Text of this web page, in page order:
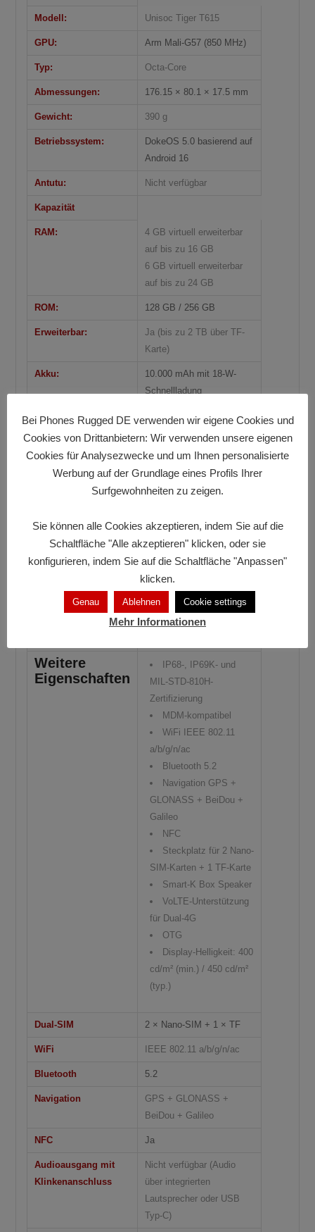
Modell: Unisoc Tiger T615
GPU: Arm Mali-G57 (850 MHz)
Typ: Octa-Core
Abmessungen: 176.15 × 80.1 × 17.5 mm
Gewicht: 390 g
Betriebssystem:
DokeOS 5.0 basierend auf
Android 16
Antutu: Nicht verfügbar
Kapazität
RAM:
4 GB virtuell erweiterbar
auf bis zu 16 GB
6 GB virtuell erweiterbar
auf bis zu 24 GB
ROM: 128 GB / 256 GB
Erweiterbar:
Ja (bis zu 2 TB über TF-
Karte)
Akku:
10.000 mAh mit 18-W-
Schnellladung
Display
Größe: 6.56″
IPS HD+ InCell mit 90-Hz-
Bildwiederholrate
PPI / Nits: ≈ 269 PPI / 450 Nits
Kamera
16 MP (Hauptkamera,
f/1.8) + 0.3 MP
(Sekundärkamera)
Weitere
Eigenschaften
IP68-, IP69K- und
MIL-STD-810H-
Zertifizierung
MDM-kompatibel
WiFi IEEE 802.11
a/b/g/n/ac
Bluetooth 5.2
Navigation GPS +
GLONASS + BeiDou +
Galileo
NFC
Steckplatz für 2 Nano-
SIM-Karten + 1 TF-Karte
Smart-K Box Speaker
VoLTE-Unterstützung
für Dual-4G
OTG
Display-Helligkeit: 400
cd/m² (min.) / 450 cd/m²
(typ.)
Dual-SIM 2 × Nano-SIM + 1 × TF
WiFi IEEE 802.11 a/b/g/n/ac
Bluetooth 5.2
Navigation
GPS + GLONASS +
BeiDou + Galileo
NFC Ja
Audioausgang mit
Klinkenanschluss
Nicht verfügbar (Audio
über integrierten
Lautsprecher oder USB
Typ-C)
Bei Phones Rugged DE verwenden wir eigene Cookies und
Cookies von Drittanbietern: Wir verwenden unsere eigenen
Cookies für Analysezwecke und um Ihnen personalisierte
Werbung auf der Grundlage eines Profils Ihrer
Surfgewohnheiten zu zeigen.
Sie können alle Cookies akzeptieren, indem Sie auf die
Schaltfläche "Alle akzeptieren" klicken, oder sie
konfigurieren, indem Sie auf die Schaltfläche "Anpassen"
klicken.
Genau Ablehnen Cookie settings
Mehr Informationen